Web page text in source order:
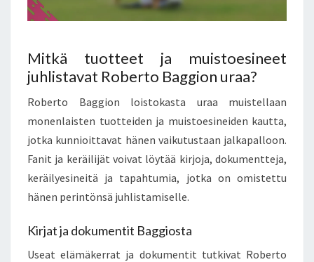
Mitkä tuotteet ja muistoesineet
juhlistavat Roberto Baggion uraa?
Roberto Baggion loistokasta uraa muistellaan
monenlaisten tuotteiden ja muistoesineiden kautta,
jotka kunnioittavat hänen vaikutustaan jalkapalloon.
Fanit ja keräilijät voivat löytää kirjoja, dokumentteja,
keräilyesineitä ja tapahtumia, jotka on omistettu
hänen perintönsä juhlistamiselle.
Kirjat ja dokumentit Baggiosta
Useat elämäkerrat ja dokumentit tutkivat Roberto